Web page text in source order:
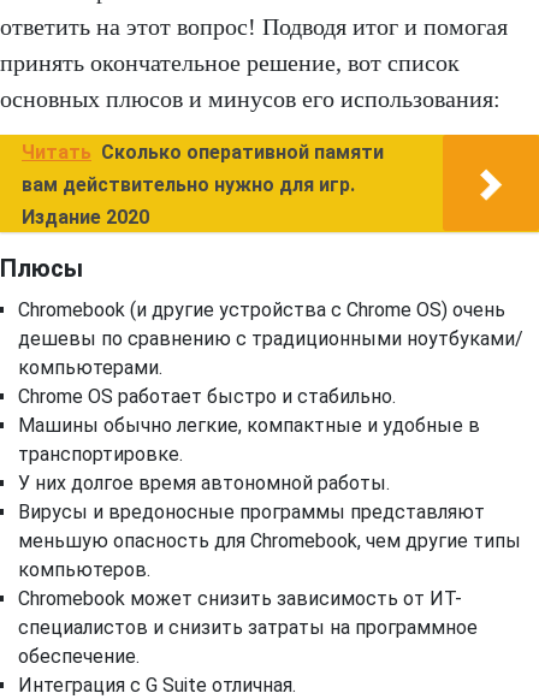
ответить на этот вопрос! Подводя итог и помогая
принять окончательное решение, вот список
основных плюсов и минусов его использования:
Читать Сколько оперативной памяти
вам действительно нужно для игр.
Издание 2020
Плюсы
Chromebook (и другие устройства с Chrome OS) очень
дешевы по сравнению с традиционными ноутбуками/
компьютерами.
Chrome OS работает быстро и стабильно.
Машины обычно легкие, компактные и удобные в
транспортировке.
У них долгое время автономной работы.
Вирусы и вредоносные программы представляют
меньшую опасность для Chromebook, чем другие типы
компьютеров.
Chromebook может снизить зависимость от ИТ-
специалистов и снизить затраты на программное
обеспечение.
Интеграция с G Suite отличная.